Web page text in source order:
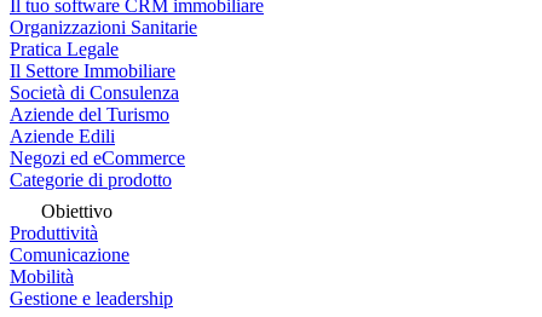
Il tuo software CRM immobiliare
Organizzazioni Sanitarie
Pratica Legale
Il Settore Immobiliare
Società di Consulenza
Aziende del Turismo
Aziende Edili
Negozi ed eCommerce
Categorie di prodotto
Obiettivo
Produttività
Comunicazione
Mobilità
Gestione e leadership